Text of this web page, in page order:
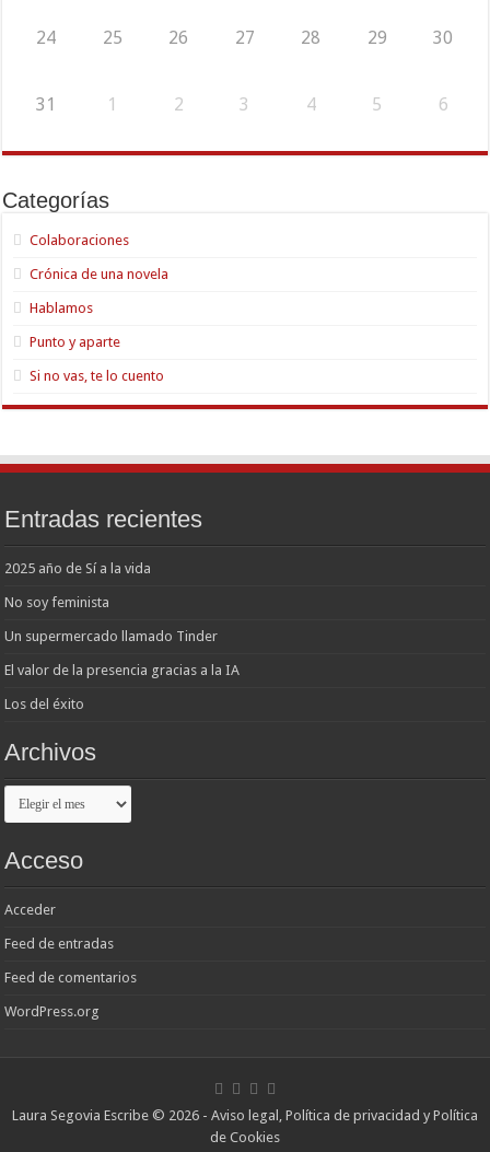
24 25 26 27 28 29 30
31 1 2 3 4 5 6
Categorías
Colaboraciones
Crónica de una novela
Hablamos
Punto y aparte
Si no vas, te lo cuento
Entradas recientes
2025 año de Sí a la vida
No soy feminista
Un supermercado llamado Tinder
El valor de la presencia gracias a la IA
Los del éxito
Archivos
Archivos
Acceso
Acceder
Feed de entradas
Feed de comentarios
WordPress.org
Laura Segovia Escribe © 2026 - Aviso legal, Política de privacidad y Política
de Cookies